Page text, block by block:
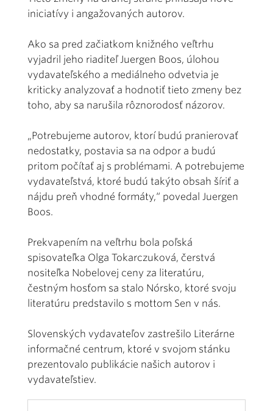
iniciatívy i angažovaných autorov.
Ako sa pred začiatkom knižného veľtrhu
vyjadril jeho riaditeľ Juergen Boos, úlohou
vydavateľského a mediálneho odvetvia je
kriticky analyzovať a hodnotiť tieto zmeny bez
toho, aby sa narušila rôznorodosť názorov.
„Potrebujeme autorov, ktorí budú pranierovať
nedostatky, postavia sa na odpor a budú
pritom počítať aj s problémami. A potrebujeme
vydavateľstvá, ktoré budú takýto obsah šíriť a
nájdu preň vhodné formáty,“ povedal Juergen
Boos.
Prekvapením na veľtrhu bola poľská
spisovateľka Olga Tokarczuková, čerstvá
nositeľka Nobelovej ceny za literatúru,
čestným hosťom sa stalo Nórsko, ktoré svoju
literatúru predstavilo s mottom Sen v nás.
Slovenských vydavateľov zastrešilo Literárne
informačné centrum, ktoré v svojom stánku
prezentovalo publikácie našich autorov i
vydavateľstiev.